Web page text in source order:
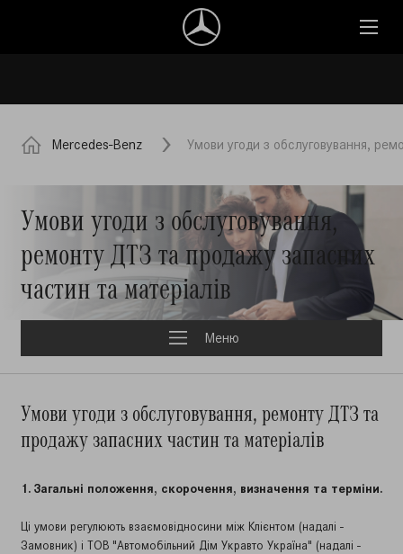
Mercedes-Benz Умови угоди з обслуговування,
Умови угоди з обслуговування,
ремонту ДТЗ та продажу запасних
частин та матеріалів
Меню
Умови угоди з обслуговування, ремонту ДТЗ та
продажу запасних частин та матеріалів
1. Загальні положення, скорочення, визначення та терміни.
Ці умови регулюють взаємовідносини між Клієнтом (надалі -
Замовник) і ТОВ "Автомобільний Дім Укравто Україна" (надалі -